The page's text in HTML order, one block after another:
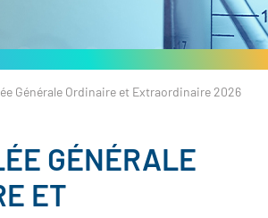
Générale Ordinaire et Extraordinaire 2026
GÉNÉRALE
ET